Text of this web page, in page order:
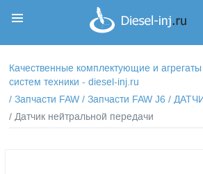
Качественные комплектующие и
систем техники - diesel-inj.ru
/Запчасти FAW /Запчасти FAW J6 /
/ Датчик нейтральной передачи